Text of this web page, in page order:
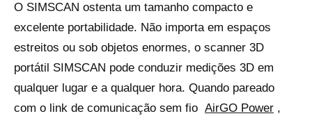
O SIMSCAN ostenta um tamanho compacto e
excelente portabilidade. Não importa em espaços
estreitos ou sob objetos enormes, o scanner 3D
portátil SIMSCAN pode conduzir medições 3D em
qualquer lugar e a qualquer hora. Quando pareado
com o link de comunicação sem fio AirGO Power ,